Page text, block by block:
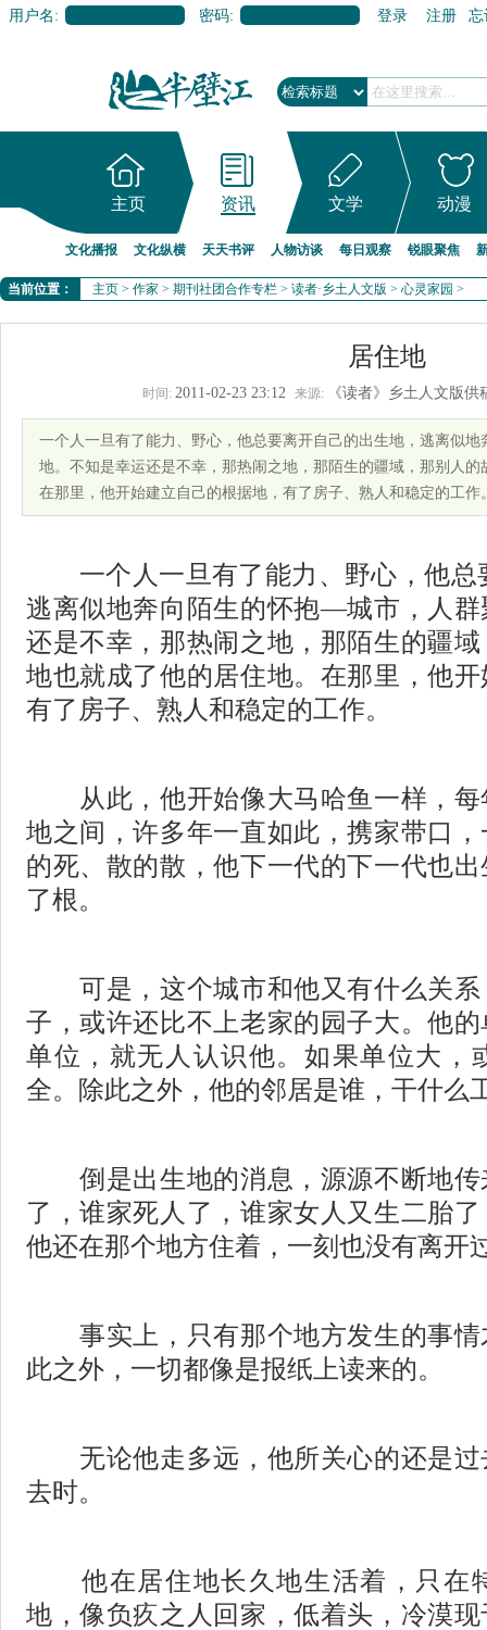
用户名: 密码: 登录 注册 忘
主页 资讯 文学 动漫
文化播报 文化纵横 天天书评 人物访谈 每日观察 锐眼聚焦
当前位置： 主页 > 作家 > 期刊社团合作专栏 > 读者·乡土人文版 > 心灵家园 >
居住地
时间: 2011-02-23 23:12 来源: 《读者》乡土人文版供
一个人一旦有了能力、野心，他总要离开自己的出生地，逃离似
地。不知是幸运还是不幸，那热闹之地，那陌生的疆域，那别人
在那里，他开始建立自己的根据地，有了房子、熟人和稳定的工作
一个人一旦有了能力、野心，他总
逃离似地奔向陌生的怀抱—城市，人
还是不幸，那热闹之地，那陌生的疆
地也就成了他的居住地。在那里，他
有了房子、熟人和稳定的工作。
从此，他开始像大马哈鱼一样，每
地之间，许多年一直如此，携家带口
的死、散的散，他下一代的下一代也
了根。
可是，这个城市和他又有什么关系
子，或许还比不上老家的园子大。他
单位，就无人认识他。如果单位大，
全。除此之外，他的邻居是谁，干什么
倒是出生地的消息，源源不断地传
了，谁家死人了，谁家女人又生二胎
他还在那个地方住着，一刻也没有离开
事实上，只有那个地方发生的事情
此之外，一切都像是报纸上读来的。
无论他走多远，他所关心的还是过
去时。
他在居住地长久地生活着，只在
地，像负疚之人回家，低着头，冷漠